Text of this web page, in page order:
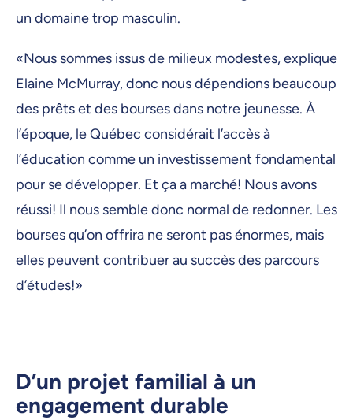
un domaine trop masculin.
«Nous sommes issus de milieux modestes, explique
Elaine McMurray, donc nous dépendions beaucoup
des prêts et des bourses dans notre jeunesse. À
l’époque, le Québec considérait l’accès à
l’éducation comme un investissement fondamental
pour se développer. Et ça a marché! Nous avons
réussi! Il nous semble donc normal de redonner. Les
bourses qu’on offrira ne seront pas énormes, mais
elles peuvent contribuer au succès des parcours
d’études!»
D’un projet familial à un
engagement durable